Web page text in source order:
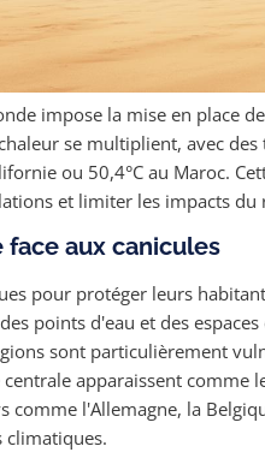
impose la mise en place
se multiplient, avec
ou 50,4°C au Maroc.
et limiter les impacts du
aux canicules
pour protéger leurs
points d'eau et des
sont particulièrement
apparaissent comme
l'Allemagne, la
climatiques.